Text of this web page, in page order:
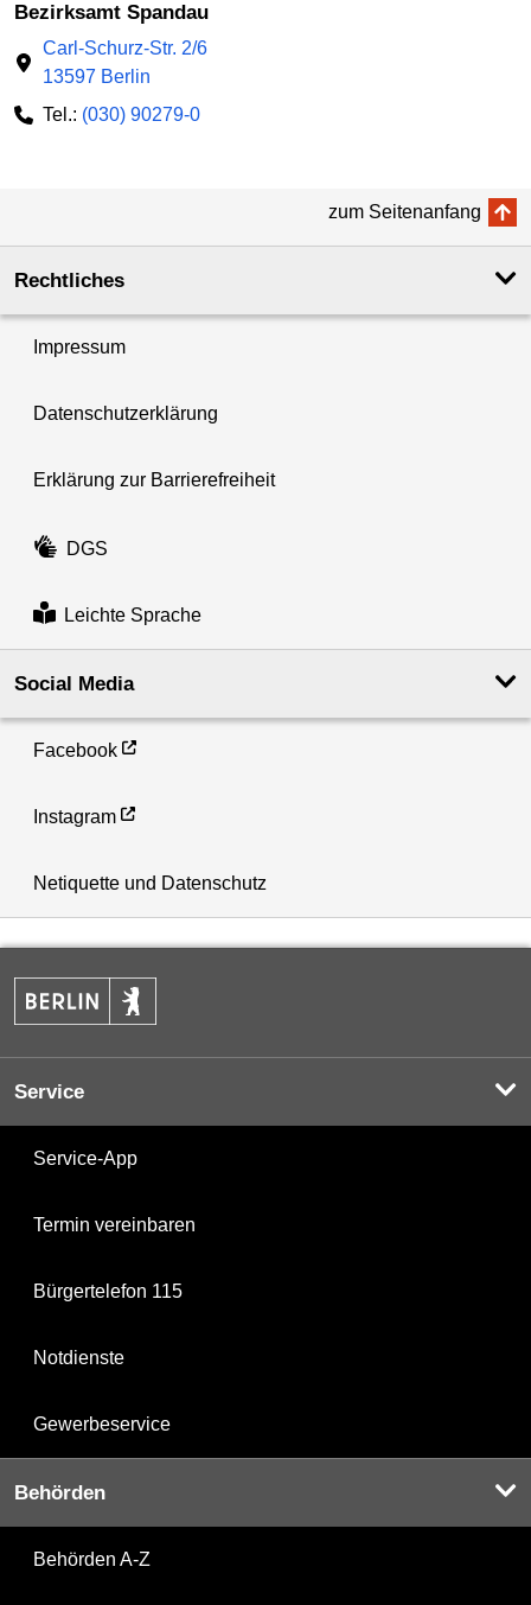
Bezirksamt Spandau
Carl-Schurz-Str. 2/6
13597 Berlin
Tel.: (030) 90279-0
zum Seitenanfang
Rechtliches
Impressum
Datenschutzerklärung
Erklärung zur Barrierefreiheit
DGS
Leichte Sprache
Social Media
Facebook
Instagram
Netiquette und Datenschutz
Service
Service-App
Termin vereinbaren
Bürgertelefon 115
Notdienste
Gewerbeservice
Behörden
Behörden A-Z